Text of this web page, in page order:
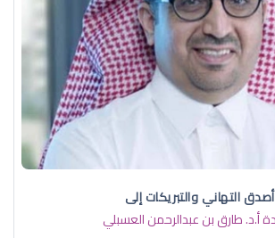
أصدق التهاني والتبريكات إلى
أ.د. ​طارق بن عبدالرحمن العسبلي